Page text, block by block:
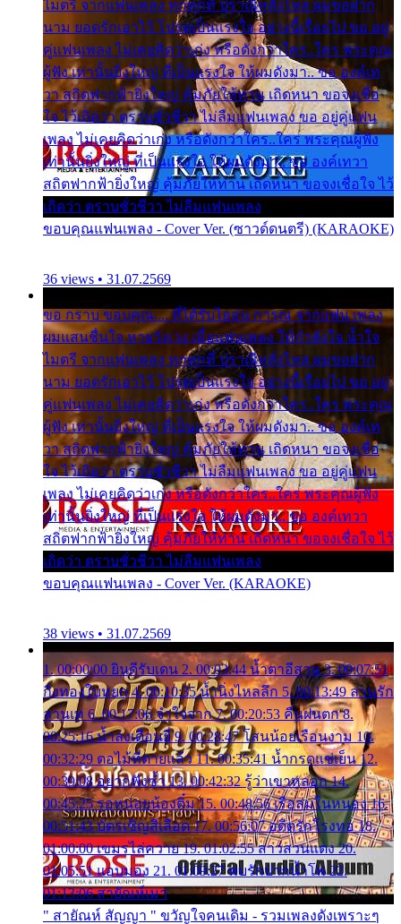
ไมตรี จากแฟนเพลง ทุกทุกที่ ปราณีหลั่งไหล ผมขอฝาก
นาม ยอดรักเอาไว้ โปรดเป็นแรงใจ อย่างนี้เรื่อยไป ขอ อยู่
คู่แฟนเพลง ไม่เคยคิดว่าเก่ง หรือดังกว่าใคร..ใคร พระคุณ
ผู้ฟัง เท่านั้นยิ่งใหญ่ ที่เป็นแรงใจ ให้ผมดังมา.. ขอ องค์เท
วา สถิตฟากฟ้ายิ่งใหญ่ คุ้มภัยให้ท่าน เถิดหนา ขอจงเชื่อ
ใจ ไว้เถิดว่า ตราบชั่วชีวา ไม่ลืมแฟนเพลง ขอ อยู่คู่แฟน
เพลง ไม่เคยคิดว่าเก่ง หรือดังกว่าใคร..ใคร พระคุณผู้ฟัง
เท่านั้นยิ่งใหญ่ ที่เป็นแรงใจ ให้ผมดังมา.. ขอ องค์เทวา
สถิตฟากฟ้ายิ่งใหญ่ คุ้มภัยให้ท่าน เถิดหนา ขอจงเชื่อใจ ไว้
เถิดว่า ตราบชั่วชีวา ไม่ลืมแฟนเพลง
ขอบคุณแฟนเพลง - Cover Ver. (ซาวด์ดนตรี) (KARAOKE)
36 views • 31.07.2569
ขอ กราบ ขอบคุณ.... ที่ได้รับไออุ่น การุณ จากแฟน เพลง
ผมแสนชื่นใจ หายวังเวง เมื่อแฟนเพลง ให้กำลังใจ น้ำใจ
ไมตรี จากแฟนเพลง ทุกทุกที่ ปราณีหลั่งไหล ผมขอฝาก
นาม ยอดรักเอาไว้ โปรดเป็นแรงใจ อย่างนี้เรื่อยไป ขอ อยู่
คู่แฟนเพลง ไม่เคยคิดว่าเก่ง หรือดังกว่าใคร..ใคร พระคุณ
ผู้ฟัง เท่านั้นยิ่งใหญ่ ที่เป็นแรงใจ ให้ผมดังมา.. ขอ องค์เท
วา สถิตฟากฟ้ายิ่งใหญ่ คุ้มภัยให้ท่าน เถิดหนา ขอจงเชื่อ
ใจ ไว้เถิดว่า ตราบชั่วชีวา ไม่ลืมแฟนเพลง ขอ อยู่คู่แฟน
เพลง ไม่เคยคิดว่าเก่ง หรือดังกว่าใคร..ใคร พระคุณผู้ฟัง
เท่านั้นยิ่งใหญ่ ที่เป็นแรงใจ ให้ผมดังมา.. ขอ องค์เทวา
สถิตฟากฟ้ายิ่งใหญ่ คุ้มภัยให้ท่าน เถิดหนา ขอจงเชื่อใจ ไว้
เถิดว่า ตราบชั่วชีวา ไม่ลืมแฟนเพลง
ขอบคุณแฟนเพลง - Cover Ver. (KARAOKE)
38 views • 31.07.2569
1. 00:00:00 ยินดีรับเดน 2. 00:03:44 น้ำตาอีสาน 3. 00:07:51
กิ่งทองใบหยก 4. 00:10:35 น้ำนิ่งไหลลึก 5. 00:13:49 ลานรัก
ลานเท 6. 00:17:06 จำใจจาก 7. 00:20:53 คืนฝนตก 8.
00:25:16 น้ำลงเดือนยี่ 9. 00:28:47 โสนน้อยเรือนงาม 10.
00:32:29 ตอไม้ที่ตายแล้ว 11. 00:35:41 น้ำกรดแช่เย็น 12.
00:39:08 อยากฟังซ้ำ 13. 00:42:32 รู้ว่าเขาหลอก 14.
00:45:25 รอหน่อยน้องติ๋ม 15. 00:48:56 เรือล่มในหนอง 16.
00:51:43 บัตรเชิญสีเลือด 17. 00:56:07 อดีตรักโรงทอ 18.
01:00:00 เขมรไล่ควาย 19. 01:02:55 สาวสวนแตง 20.
01:05:51 แอบมอง 21. 01:09:27 พบรักปากน้ำโพ 22.
01:13:06 สายัณห์เมา
" สายัณห์ สัญญา " ขวัญใจคนเดิม - รวมเพลงดังเพราะๆ